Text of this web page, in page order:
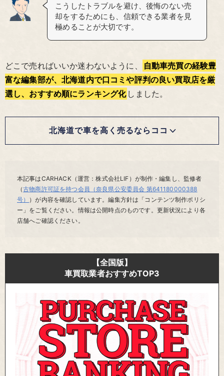
こうしたトラブルを避け、後悔のない売
却をするためにも、信頼できる業者を見
極めることが大切です。
どこで売ればいいか迷わないように、
自動車売買の経験豊
富な編集部が、北海道内で口コミや評判の良い買取店を厳
選し、おすすめ順にランキング化 しました。
北海道で車を高く売るならココ
本記事はCARHACK（運営：株式会社LIF）が制作・編集し、監修者
（古物商許可証を持つ会員（奈良県公安委員会 第641180000388
号） ）が内容を確認しています。編集方針は「コンテンツ制作ポリシ
ー」をご覧ください。情報は公開時点のものです。更新状況により各
店舗へご確認ください。
【全国版】
車買取業者おすすめTOP3